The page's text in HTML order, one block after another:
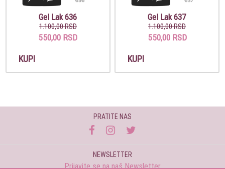
Gel Lak 636
1.100,00 RSD
550,00 RSD
KUPI
Gel Lak 637
1.100,00 RSD
550,00 RSD
KUPI
PRATITE NAS
NEWSLETTER
Prijavite se na naš Newsletter